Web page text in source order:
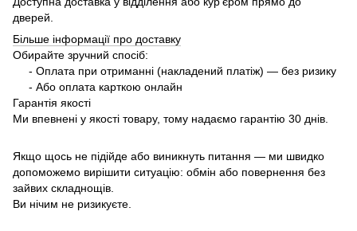
дверей.
Більше інформації про доставку
Обирайте зручний спосіб:
- Оплата при отриманні (накладений платіж) — без ризику
- Або оплата карткою онлайн
Гарантія якості
Ми впевнені у якості товару, тому надаємо гарантію 30 днів.
Якщо щось не підійде або виникнуть питання — ми швидко
допоможемо вирішити ситуацію: обмін або повернення без
зайвих складнощів.
Ви нічим не ризикуєте.